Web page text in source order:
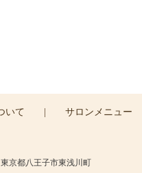
いて サロンメニュー
京都八王子市東浅川町